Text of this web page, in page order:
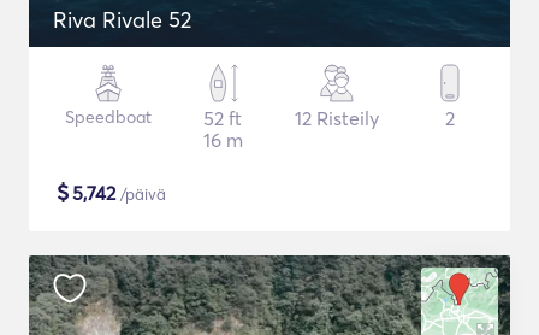
Riva Rivale 52
Speedboat
52 ft
16 m
12 Risteily 2
$5,742/päivä